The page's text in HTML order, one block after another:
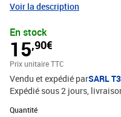
MG7751, MG7752, MG7753,
PGI570/CLI571XL - Volume:
5% , repondent à toutes les
STMC, CE, ROHS . Encre de
excellence qualité
Voir la description
En stock
15,90€
Prix unitaire TTC
Vendu et expédié parSARL
Expédié sous 2 jours
Quantité
Quantité : 1